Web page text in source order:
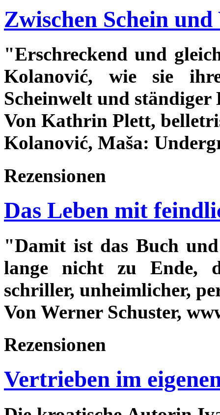
Zwischen Schein
"Erschreckend und
Kolanović, wie sie
Scheinwelt und
Von Kathrin Plett,
Kolanović, Maša:
Rezensionen
Das Leben mit
"Damit ist das Buch
lange nicht zu Ende,
schriller, unheimlicher,
Von Werner Schuster,
Rezensionen
Vertrieben im